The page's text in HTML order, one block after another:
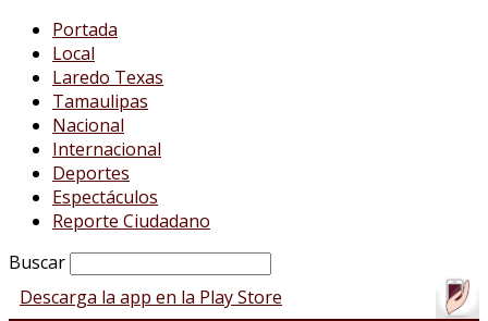
Portada
Local
Laredo Texas
Tamaulipas
Nacional
Internacional
Deportes
Espectáculos
Reporte Ciudadano
Buscar
Descarga la app en la Play Store